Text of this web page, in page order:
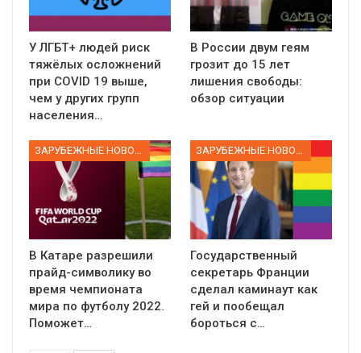
У ЛГБТ+ людей риск
тяжёлых осложнений
при COVID 19 выше,
чем у других групп
населения…
В России двум геям
грозит до 15 лет
лишения свободы:
обзор ситуации
В Катаре разрешили
прайд-символику во
время чемпионата
мира по футболу 2022.
Поможет…
Государственный
секретарь Франции
сделал каминаут как
гей и пообещал
бороться с…